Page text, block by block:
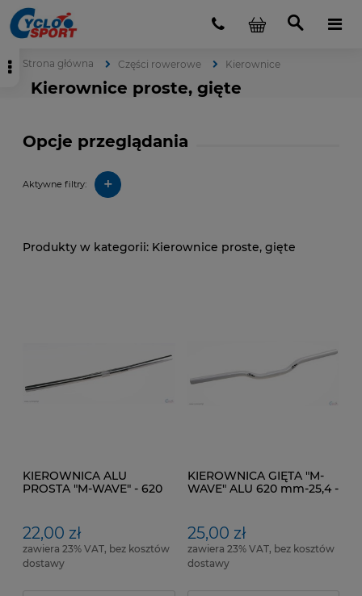
Strona główna Części rowerowe Kierownice
Kierownice proste, gięte
Opcje przeglądania
Aktywne filtry: +
Kierownice proste, gięte
KIEROWNICA ALU
PROSTA "M-WAVE" - 620
22,00 zł
zawiera 23% VAT, bez kosztów
dostawy
KIEROWNICA GIĘTA "M-
WAVE" ALU 620 mm-25,4 -
25,00 zł
zawiera 23% VAT, bez kosztów
dostawy